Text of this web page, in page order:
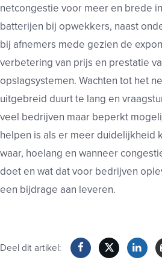
netcongestie voor meer en brede
batterijen bij opwekkers, naast
bij afnemers mede gezien de
verbetering van prijs en prestatie
opslagsystemen. Wachten tot het
uitgebreid duurt te lang en
veel bedrijven maar beperkt
helpen is als er meer duidelijkheid
waar, hoelang en wanneer
doet en wat dat voor bedrijven
een bijdrage aan leveren.
Deel dit artikel: